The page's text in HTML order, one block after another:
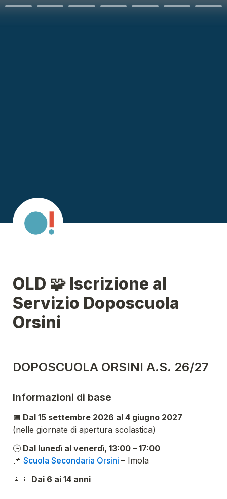
OLD 🧩 Iscrizione al
Servizio Doposcuola
Orsini
DOPOSCUOLA ORSINI A.S. 26/27
Informazioni di base
📅 Dal 15 settembre 2026 al 4 giugno 2027
(nelle giornate di apertura scolastica)
🕒 Dal lunedì al venerdì, 13:00 – 17:00
📌 Scuola Secondaria Orsini – Imola
👧👦 Dai 6 ai 14 anni